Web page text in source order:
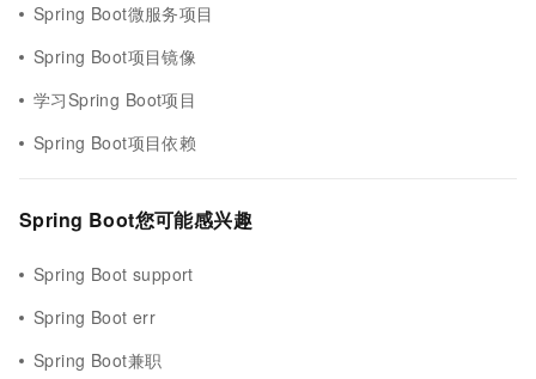
Spring Boot微服务项目
Spring Boot项目镜像
学习Spring Boot项目
Spring Boot项目依赖
Spring Boot您可能感兴趣
Spring Boot support
Spring Boot err
Spring Boot兼职